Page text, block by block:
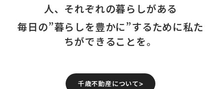
人、それぞれの暮らしがある
毎日の”暮らしを豊かに”するために私た
ちができることを。
千歳不動産について